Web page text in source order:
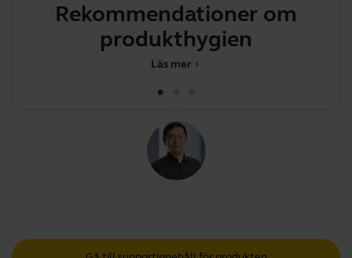
Rekommendationer om
produkthygien
chevron_right
Läs mer